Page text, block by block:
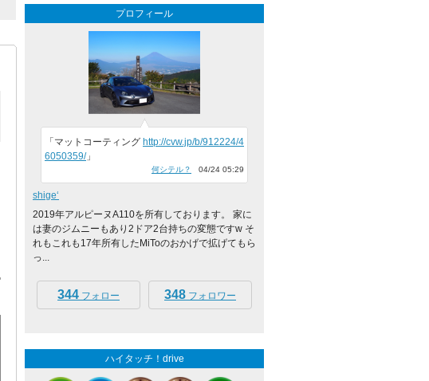
プロフィール
「マットコーティング http://cvw.jp/b/912224/4
6050359/」
何シテル？ 04/24 05:29
shige‘
2019年アルピーヌA110を所有しております。 家に
は妻のジムニーもあり2ドア2台持ちの変態ですw そ
れもこれも17年所有したMiToのおかげで拡げてもら
っ...
344 フォロー 348 フォロワー
ハイタッチ！drive